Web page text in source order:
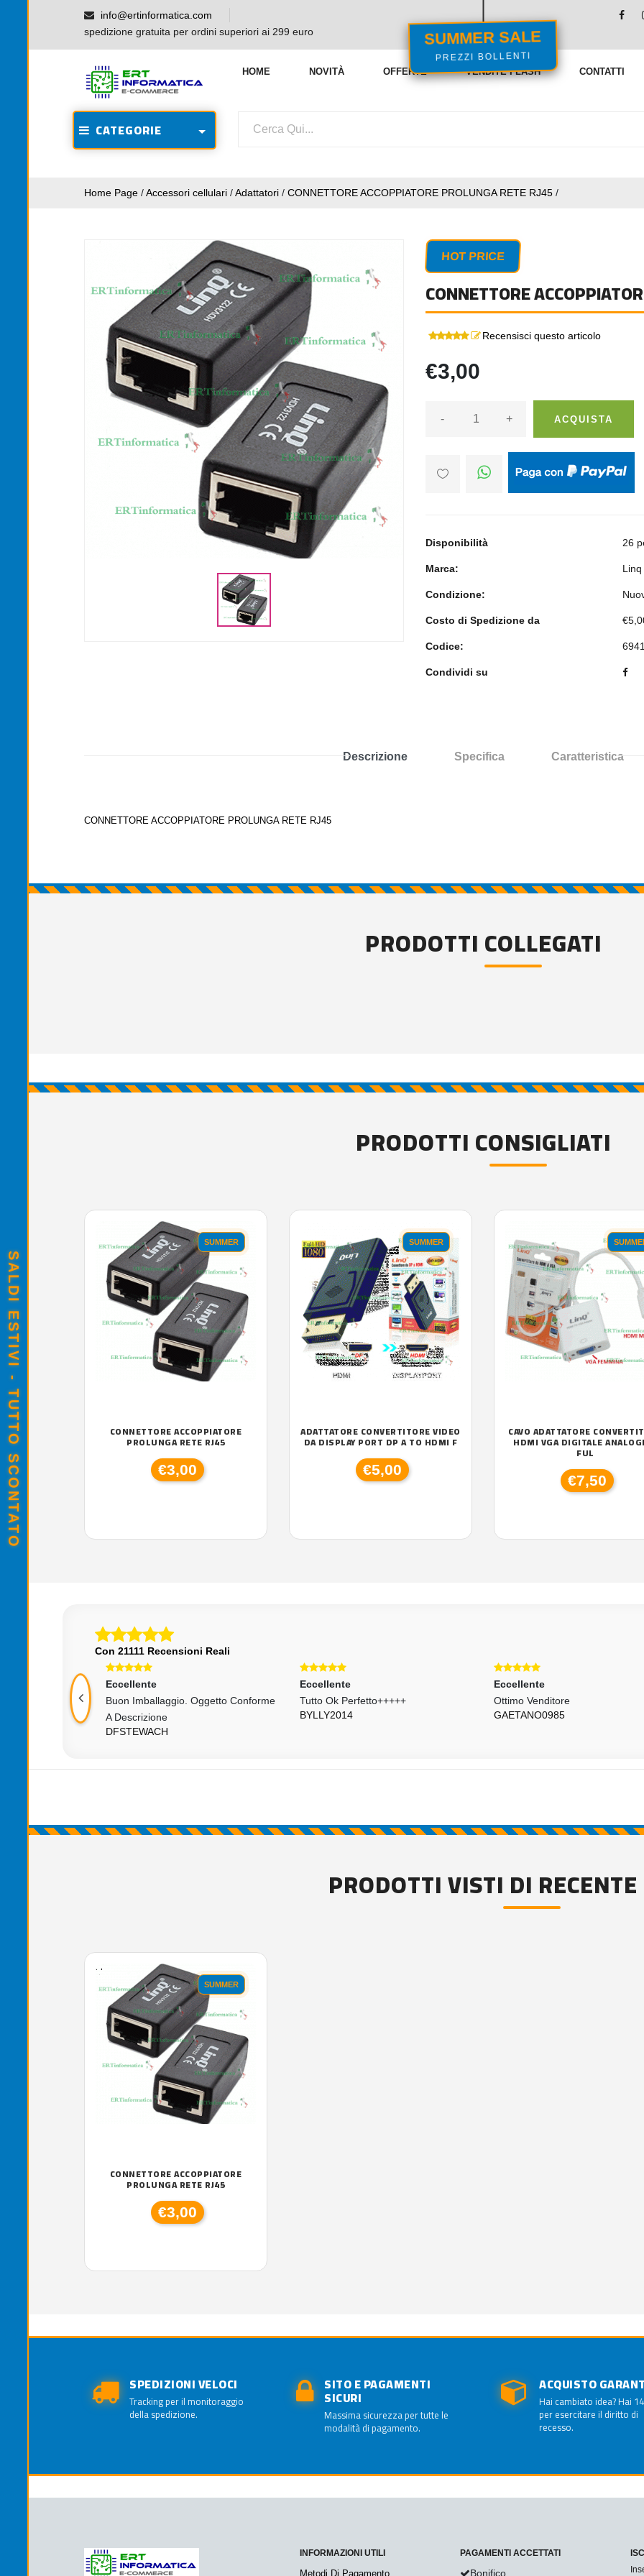
SUMMER SALE
PREZZI BOLLENTI
info@ertinformatica.com
spedizione gratuita per ordini superiori ai 299 euro
HOME NOVITÀ OFFERTE VENDITE FLASH CONTATTI
CATEGORIE
Home Page /Accessori cellulari /Adattatori / CONNETTORE ACCOPPIATORE PROLUNGA RETE RJ45 /
HOT PRICE
CONNETTORE
Recensisci questo articolo
€3,00
- + ACQUISTA
Disponibilità 26
Marca: Linq
Condizione:
Costo di Spedizione da
Codice:
Condividi su
Descrizione Specifica Caratteristica
CONNETTORE ACCOPPIATORE PROLUNGA RETE RJ45
PRODOTTI COLLEGATI
PRODOTTI CONSIGLIATI
SUMMER
CONNETTORE ACCOPPIATORE
PROLUNGA RETE RJ45
€3,00
SUMMER
ADATTATORE CONVERTITORE VIDEO
DA DISPLAY PORT DP A TO HDMI F
€5,00
CAVO ADATTATORE
HDMI VGA DIGITALE
FUL
€7,50
Con 21111 Recensioni Reali
Grazie!
Eccellente
Buon Imballaggio. Oggetto Conforme
A Descrizione
DFSTEWACH
Eccellente
Tutto Ok Perfetto+++++
BYLLY2014
Eccellente
Ottimo Venditore
GAETANO0985
PRODOTTI VISTI DI RECENTE
'.'
SUMMER
CONNETTORE ACCOPPIATORE
PROLUNGA RETE RJ45
€3,00
SPEDIZIONI VELOCI
Tracking per il monitoraggio
della spedizione.
SITO E PAGAMENTI
SICURI
Massima sicurezza per tutte le
modalità di pagamento.
ACQUISTO
Hai cambiato idea? Hai
per esercitare il diritto di
recesso.
INFORMAZIONI UTILI
Metodi Di Pagamento
PAGAMENTI ACCETTATI
Bonifico
SALDI ESTIVI - TUTTO SCONTATO